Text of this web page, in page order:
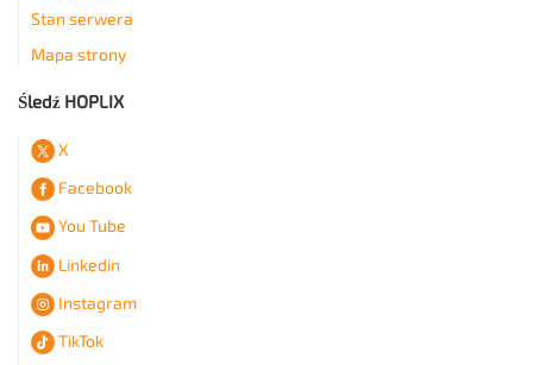
Stan serwera
Mapa strony
Śledź HOPLIX
X
Facebook
You Tube
Linkedin
Instagram
TikTok